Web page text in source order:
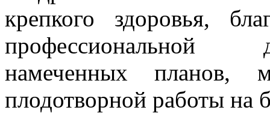
крепкого здоровья,
профессиональной
намеченных планов,
плодотворной работы на